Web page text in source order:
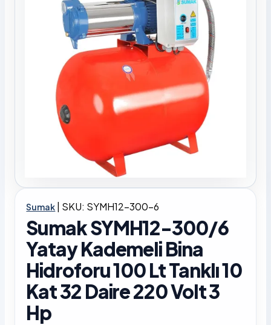
Sumak | SKU: SYMH12-300-6
Sumak SYMH12-300/6
Yatay Kademeli Bina
Hidroforu 100 Lt Tanklı 10
Kat 32 Daire 220 Volt 3
Hp